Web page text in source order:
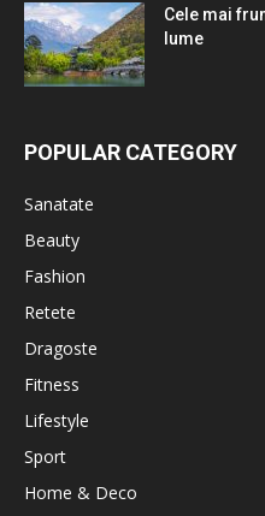
Cele mai
lume
POPULAR CATEGORY
Sanatate
Beauty
Fashion
Retete
Dragoste
Fitness
Lifestyle
Sport
Home & Deco